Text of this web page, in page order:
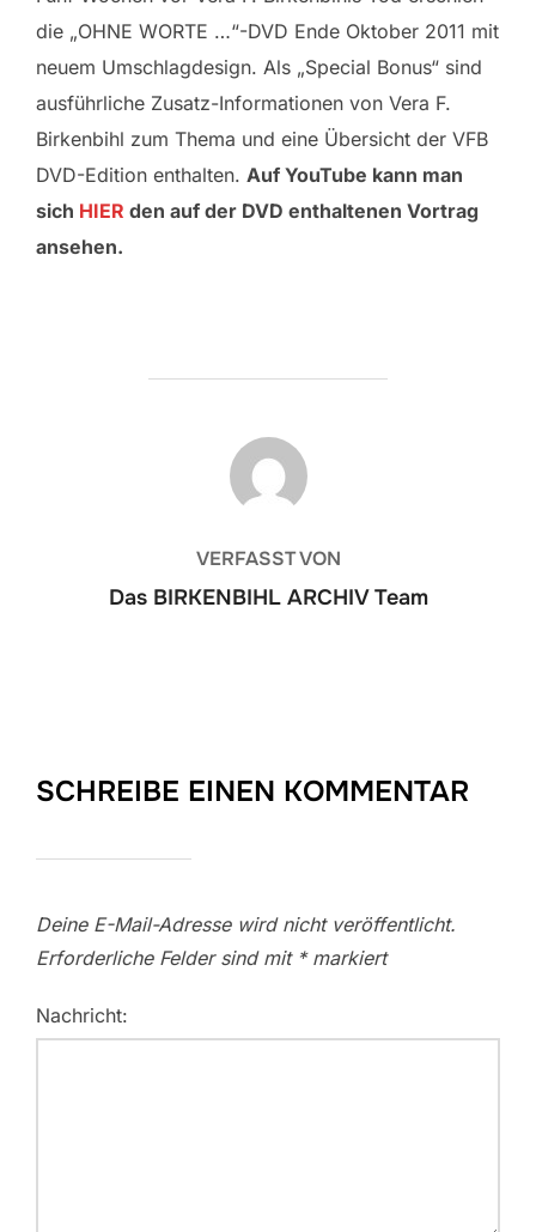
die „OHNE WORTE …“-DVD Ende Oktober 2011 mit
neuem Umschlagdesign. Als „Special Bonus“ sind
ausführliche Zusatz-Informationen von Vera F.
Birkenbihl zum Thema und eine Übersicht der VFB
DVD-Edition enthalten. Auf YouTube kann man
sich HIER den auf der DVD enthaltenen Vortrag
ansehen.
BEITRAGSAUTOR
VERFASST VON
Das BIRKENBIHL ARCHIV Team
SCHREIBE EINEN KOMMENTAR
Deine E-Mail-Adresse wird nicht veröffentlicht.
Erforderliche Felder sind mit *markiert
Nachricht: